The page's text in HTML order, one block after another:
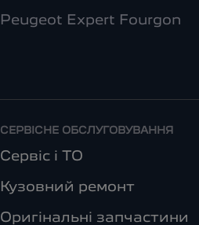
Peugeot Expert Fourgon
СЕРВІСНЕ ОБСЛУГОВУВАННЯ
Сервіс і ТО
Кузовний ремонт
Оригінальні запчастини